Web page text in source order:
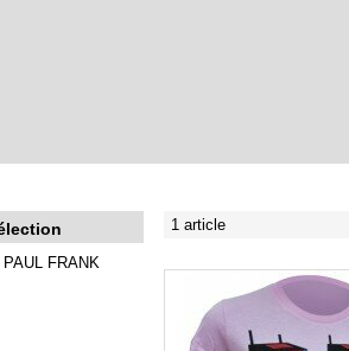
FRANK
1 article